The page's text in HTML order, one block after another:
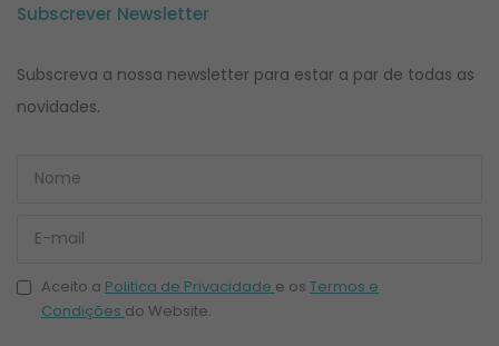
Subscrever Newsletter
Subscreva a nossa newsletter para estar a par de todas as
novidades.
Aceito a Politica de Privacidade e os Termos e
Condições do Website.